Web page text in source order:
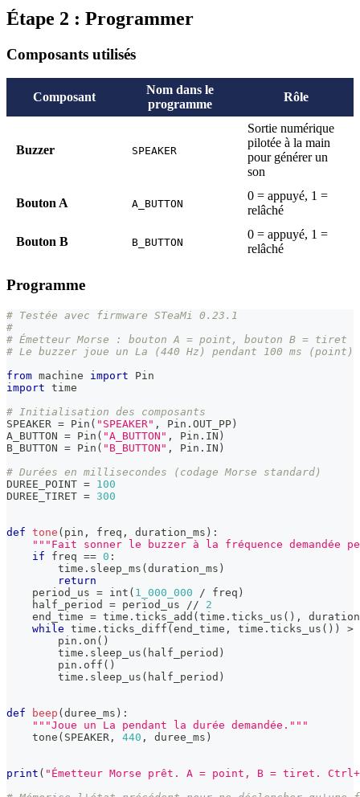
Étape 2 : Programmer
Composants utilisés
Composant
Nom dans le
programme
Rôle
Buzzer SPEAKER
Sortie numérique
pilotée à la main
pour générer un
son
Bouton A A_BUTTON
0 = appuyé, 1 =
relâché
Bouton B B_BUTTON
0 = appuyé, 1 =
relâché
Programme
# Testée avec firmware STeaMi 0.23.1
#
# Émetteur Morse : bouton A = point, bouton B = tiret
# Le buzzer joue un La (440 Hz) pendant 100 ms
from machine import Pin
import time
# Initialisation des composants
SPEAKER = Pin ( "SPEAKER" , Pin . OUT_PP )
A_BUTTON = Pin ( "A_BUTTON" , Pin . IN )
B_BUTTON = Pin ( "B_BUTTON" , Pin . IN )
# Durées en millisecondes (codage Morse standard)
DUREE_POINT = 100
DUREE_TIRET = 300
def tone ( pin , freq , duration_ms ) :
"""Fait sonner le buzzer à la fréquence demandée
if freq == 0 :
        time
. sleep_ms ( duration_ms )
return
    period_us
= int ( 1_000_000 / freq )
    half_period
= period_us //
2
    end_time
= time . ticks_add ( time . ticks_us ( ) ,
while time . ticks_diff ( end_time , time . ticks_us ( ) )
>
        pin
. on ( )
        time
. sleep_us ( half_period )
        pin
. off ( )
        time
. sleep_us ( half_period )
def beep ( duree_ms ) :
"""Joue un La pendant la durée demandée."""
    tone
( SPEAKER , 440 , duree_ms )
print ( "Émetteur Morse prêt. A = point, B = tiret.